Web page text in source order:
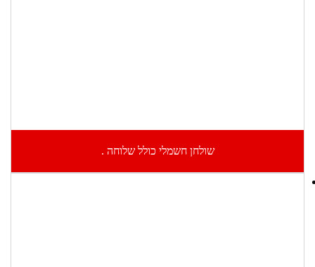
שולחן חשמלי כולל שלוחה .